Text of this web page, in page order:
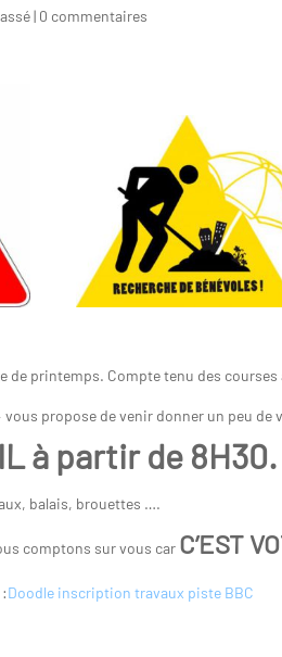
| 0 commentaires
de printemps. Compte tenu des courses
propose de venir donner un peu de
à partir de 8H30.
balais, brouettes ….
comptons sur vous car C’EST
Doodle inscription travaux piste BBC